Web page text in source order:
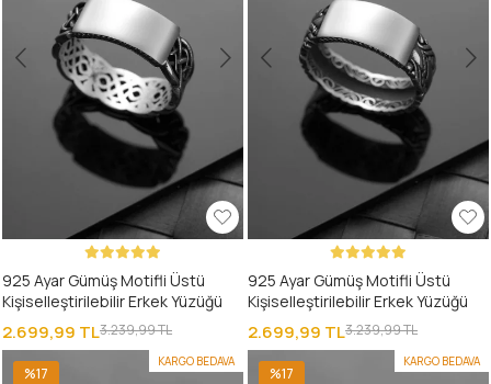
925 Ayar Gümüş Motifli Üstü
Kişiselleştirilebilir Erkek Yüzüğü
2.699,99 TL3.239,99 TL
925 Ayar Gümüş Motifli Üstü
Kişiselleştirilebilir Erkek Yüzüğü
2.699,99 TL3.239,99 TL
KARGO BEDAVA
%17
KARGO BEDAVA
%17